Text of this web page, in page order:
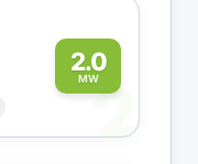
2.0
MW2